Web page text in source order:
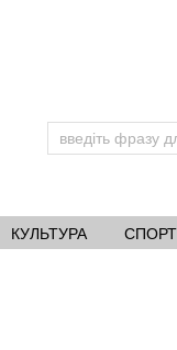
КУЛЬТУРА СПОРТ